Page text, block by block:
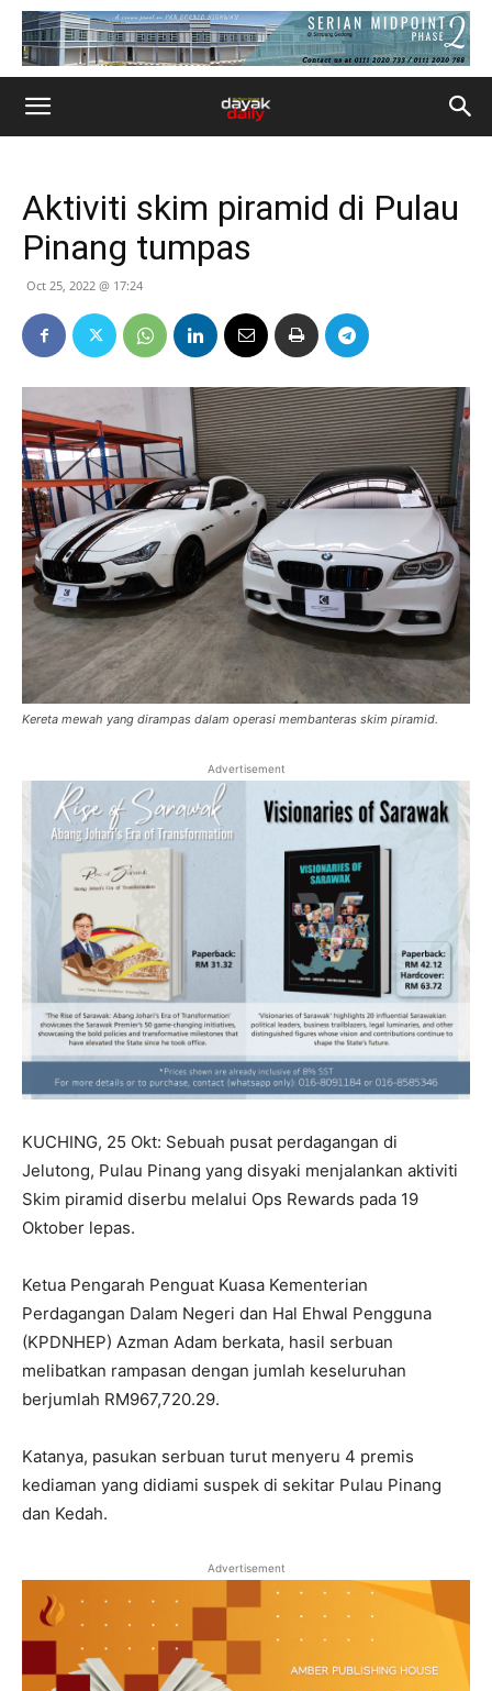
Aktiviti skim piramid di Pulau
Pinang tumpas
Oct 25, 2022 @ 17:24
Kereta mewah yang dirampas dalam operasi membanteras skim piramid.
Advertisement
KUCHING, 25 Okt: Sebuah pusat perdagangan di
Jelutong, Pulau Pinang yang disyaki menjalankan aktiviti
Skim piramid diserbu melalui Ops Rewards pada 19
Oktober lepas.
Ketua Pengarah Penguat Kuasa Kementerian
Perdagangan Dalam Negeri dan Hal Ehwal Pengguna
(KPDNHEP) Azman Adam berkata, hasil serbuan
melibatkan rampasan dengan jumlah keseluruhan
berjumlah RM967,720.29.
Katanya, pasukan serbuan turut menyeru 4 premis
kediaman yang didiami suspek di sekitar Pulau Pinang
dan Kedah.
Advertisement